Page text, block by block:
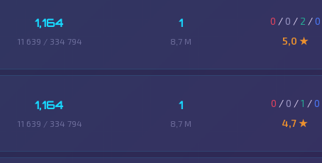
1,164
11 639 / 334 794
1
8,7 M
0 / 0 / 2 /0
5,0 ★
1,164
11 639 / 334 794
1
8,7 M
0 / 0 /1 /0
4,7 ★